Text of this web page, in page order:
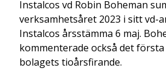
Instalcos vd Robin Boheman
verksamhetsåret 2023 i sitt vd-
Instalcos årsstämma 6 maj.
kommenterade också det
bolagets tioårsfirande.